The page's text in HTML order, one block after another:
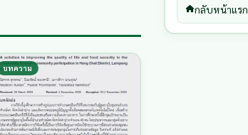
บทความ
กลับหน้าแรก